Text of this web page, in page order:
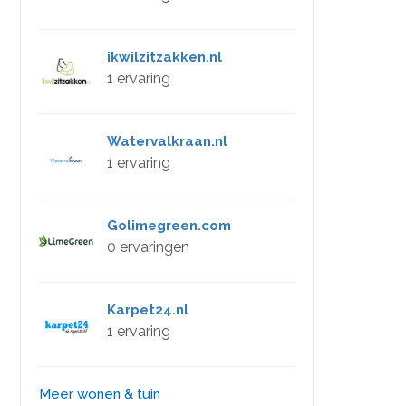
ikwilzitzakken.nl
1 ervaring
Watervalkraan.nl
1 ervaring
Golimegreen.com
0 ervaringen
Karpet24.nl
1 ervaring
Meer wonen & tuin